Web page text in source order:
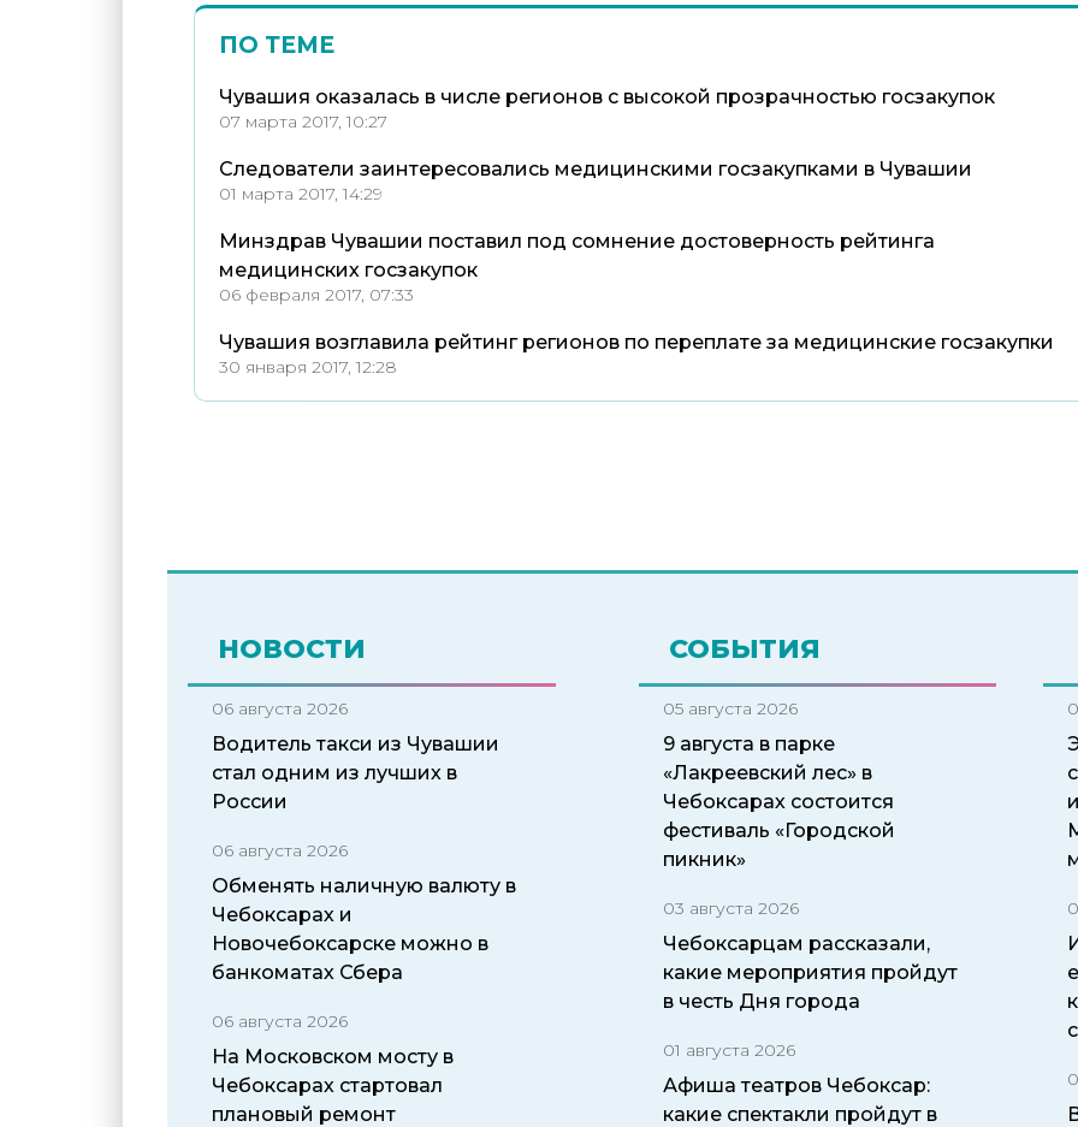
ПО ТЕМЕ
Чувашия оказалась в числе регионов с высокой прозрачностью госзакупок
07 марта 2017, 10:27
Следователи заинтересовались медицинскими госзакупками в Чувашии
01 марта 2017, 14:29
Минздрав Чувашии поставил под сомнение достоверность рейтинга
медицинских госзакупок
06 февраля 2017, 07:33
Чувашия возглавила рейтинг регионов по переплате за медицинские госзакупки
30 января 2017, 12:28
НОВОСТИ
06 августа 2026
Водитель такси из Чувашии
стал одним из лучших в
России
06 августа 2026
Обменять наличную валюту в
Чебоксарах и
Новочебоксарске можно в
банкоматах Сбера
06 августа 2026
На Московском мосту в
Чебоксарах стартовал
плановый ремонт
СОБЫТИЯ
05 августа 2026
9 августа в парке
«Лакреевский лес» в
Чебоксарах состоится
фестиваль «Городской
пикник»
03 августа 2026
Чебоксарцам рассказали,
какие мероприятия пройдут
в честь Дня города
01 августа 2026
Афиша театров Чебоксар:
какие спектакли пройдут в